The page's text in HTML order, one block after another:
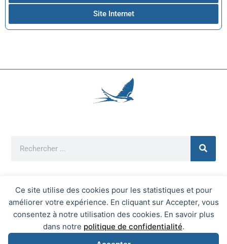
Ce site utilise des cookies pour les statistiques et pour
améliorer votre expérience. En cliquant sur Accepter, vous
consentez à notre utilisation des cookies. En savoir plus
dans notre politique de confidentialité.
Site Internet
Mentions Légales
Mairie d'Écrainville © 2026 Tous Droits Réservés